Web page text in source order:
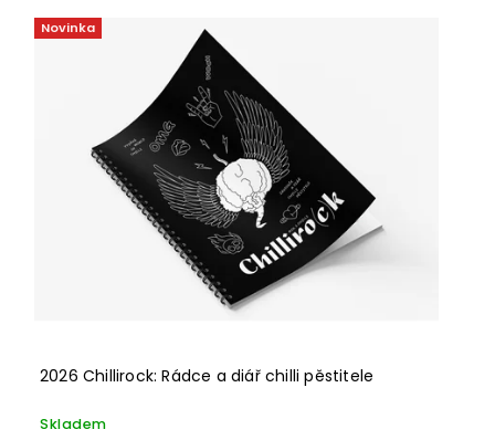
Novinka
2026 Chillirock: Rádce a diář chilli pěstitele
Skladem